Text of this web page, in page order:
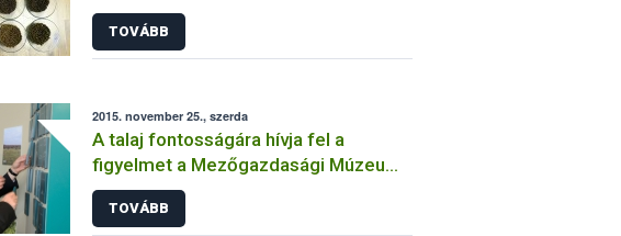
TOVÁBB
2015. november 25., szerda
A talaj fontosságára hívja fel a
figyelmet a Mezőgazdasági Múzeum
időszaki kiállítása
TOVÁBB